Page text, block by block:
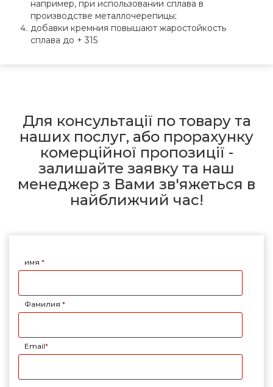
например, при использовании сплава в
производстве металлочерепицы;
добавки кремния повышают жаростойкость
сплава до + 315
Для консультації по товару та
наших послуг, або прорахунку
комерційної пропозиції -
залишайте заявку та наш
менеджер з Вами зв'яжеться в
найближчий час!
имя *
Фамилия *
Email*